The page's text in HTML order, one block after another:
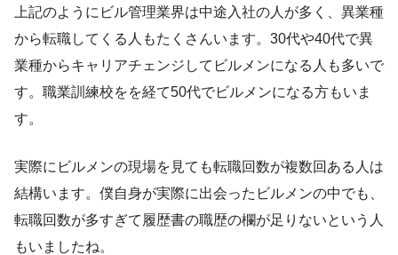
上記のようにビル管理業界は中途入社の人が多く、異業種
から転職してくる人もたくさんいます。30代や40代で異
業種からキャリアチェンジしてビルメンになる人も多いで
す。職業訓練校をを経て50代でビルメンになる方もいま
す。
実際にビルメンの現場を見ても転職回数が複数回ある人は
結構います。僕自身が実際に出会ったビルメンの中でも、
転職回数が多すぎて履歴書の職歴の欄が足りないという人
もいましたね。